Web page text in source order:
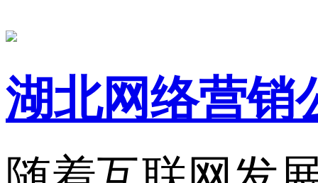
湖北网络营销